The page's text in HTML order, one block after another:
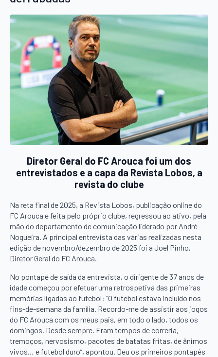
Diretor Geral do FC Arouca foi um dos
entrevistados e a capa da Revista Lobos, a
revista do clube
Na reta final de 2025, a Revista Lobos, publicação online do
FC Arouca e feita pelo próprio clube, regressou ao ativo, pela
mão do departamento de comunicação liderado por André
Nogueira. A principal entrevista das várias realizadas nesta
edição de novembro/dezembro de 2025 foi a Joel Pinho,
Diretor Geral do FC Arouca.
No pontapé de saída da entrevista, o dirigente de 37 anos de
idade começou por efetuar uma retrospetiva das primeiras
memórias ligadas ao futebol: “O futebol estava incluído nos
fins-de-semana da família. Recordo-me de assistir aos jogos
do FC Arouca com os meus pais, em todo o lado, todos os
domingos. Desde sempre. Eram tempos de correria,
tremoços, nervosismo, pacotes de batatas fritas, de ânimos
vivos… e futebol duro”, apontou. Deu os primeiros pontapés